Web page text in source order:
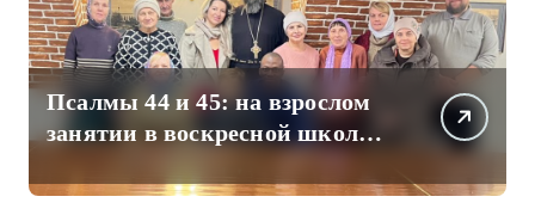
Псалмы 44 и 45: на взрослом
занятии в воскресной школе